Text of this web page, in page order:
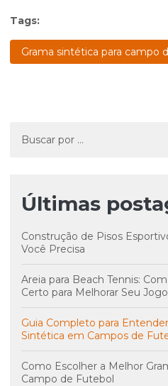
Tags:
Grama sintética para campo
Últimas
Construção de Pisos
Você Precisa
Areia para Beach Tennis:
Certo para Melhorar Seu Jogo
Guia Completo para
Sintética em Campos de
Como Escolher a Melhor
Campo de Futebol